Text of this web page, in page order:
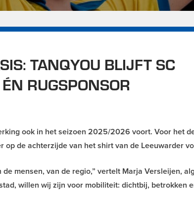
TANQYOU BLIJFT SC
RUGSPONSOR
ook in het seizoen 2025/2026 voort. Voor het
de achterzijde van het shirt van de Leeuwarder
mensen, van de regio,” vertelt Marja Versleijen,
willen wij zijn voor mobiliteit: dichtbij, betrokken